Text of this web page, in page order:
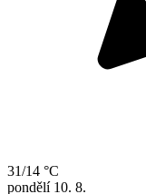
31/14 °C
pondělí 10. 8.